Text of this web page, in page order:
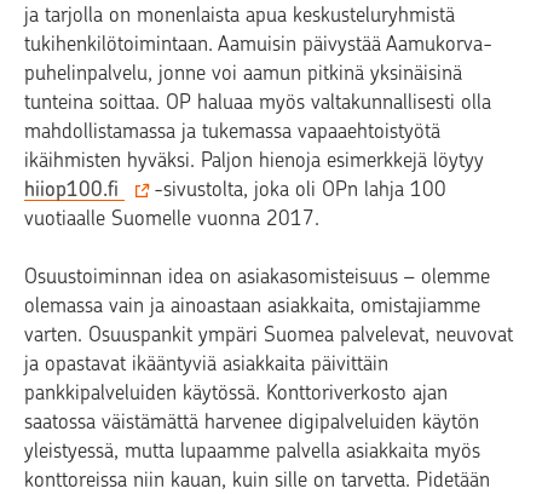
ja tarjolla on monenlaista apua keskusteluryhmistä
tukihenkilötoimintaan. Aamuisin päivystää Aamukorva-
puhelinpalvelu, jonne voi aamun pitkinä yksinäisinä
tunteina soittaa. OP haluaa myös valtakunnallisesti olla
mahdollistamassa ja tukemassa vapaaehtoistyötä
ikäihmisten hyväksi. Paljon hienoja esimerkkejä löytyy
hiiop100.fi
-sivustolta, joka oli OPn lahja 100
vuotiaalle Suomelle vuonna 2017.
Osuustoiminnan idea on asiakasomisteisuus – olemme
olemassa vain ja ainoastaan asiakkaita, omistajiamme
varten. Osuuspankit ympäri Suomea palvelevat, neuvovat
ja opastavat ikääntyviä asiakkaita päivittäin
pankkipalveluiden käytössä. Konttoriverkosto ajan
saatossa väistämättä harvenee digipalveluiden käytön
yleistyessä, mutta lupaamme palvella asiakkaita myös
konttoreissa niin kauan, kuin sille on tarvetta. Pidetään